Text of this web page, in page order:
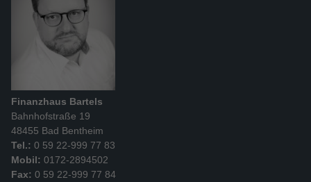
Finanzhaus Bartels
Bahnhofstraße 19
48455 Bad Bentheim
Tel.: 0 59 22-999 77 83
Mobil: 0172-2894502
Fax: 0 59 22-999 77 84